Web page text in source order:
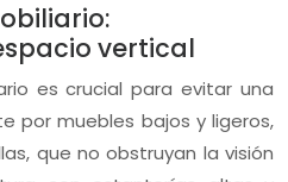
vertical
es crucial para evitar una
por muebles bajos y ligeros,
que no obstruyan la visión